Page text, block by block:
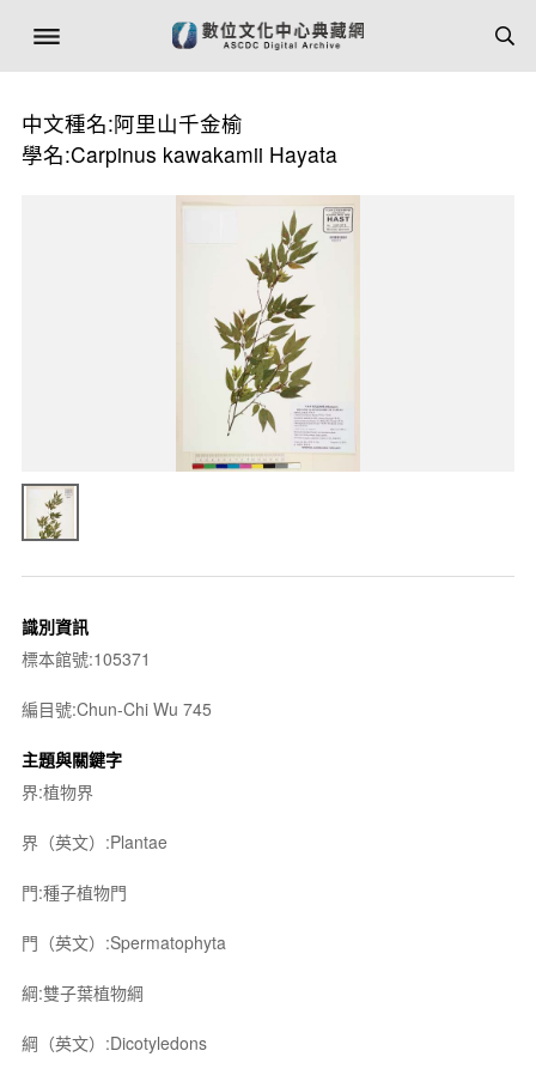
中文種名:阿里山千金榆
學名:Carpinus kawakamii Hayata
識別資訊
標本館號:105371
編目號:Chun-Chi Wu 745
主題與關鍵字
界:植物界
界（英文）:Plantae
門:種子植物門
門（英文）:Spermatophyta
綱:雙子葉植物綱
綱（英文）:Dicotyledons